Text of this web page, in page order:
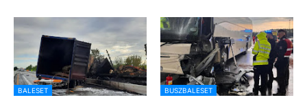
BALESET BUSZBALESET